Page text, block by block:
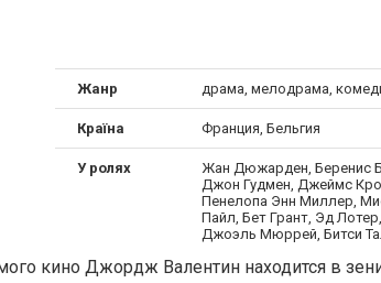
Жанр драма, мелодрама,
Країна Франция, Бельгия
У ролях
Жан Дюжарден, Беренис
Джон Гудмен, Джеймс
Пенелопа Энн Миллер,
Пайл, Бет Грант, Эд Лотер,
Джоэль Мюррей, Битси
кино Джордж Валентин находится в